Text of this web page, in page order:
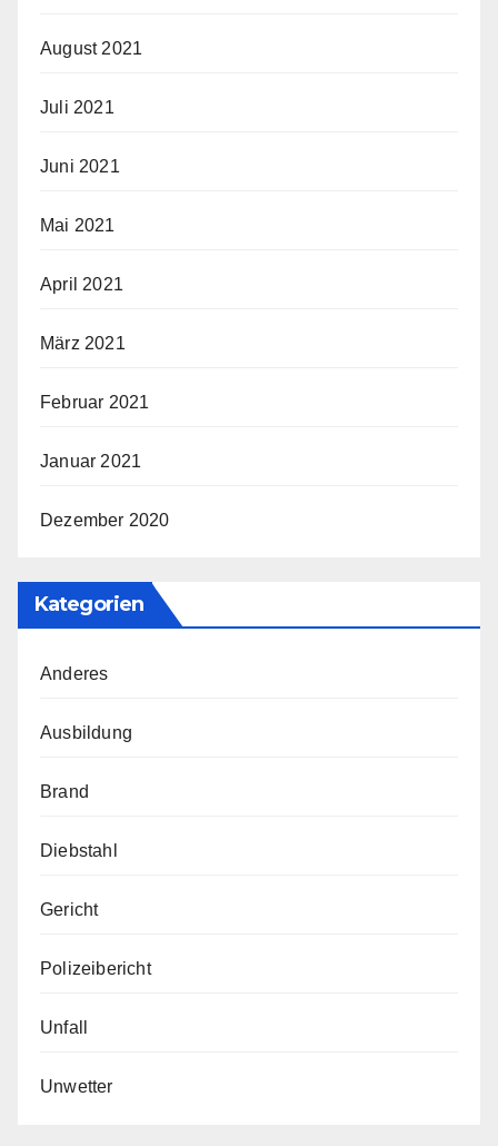
August 2021
Juli 2021
Juni 2021
Mai 2021
April 2021
März 2021
Februar 2021
Januar 2021
Dezember 2020
Kategorien
Anderes
Ausbildung
Brand
Diebstahl
Gericht
Polizeibericht
Unfall
Unwetter